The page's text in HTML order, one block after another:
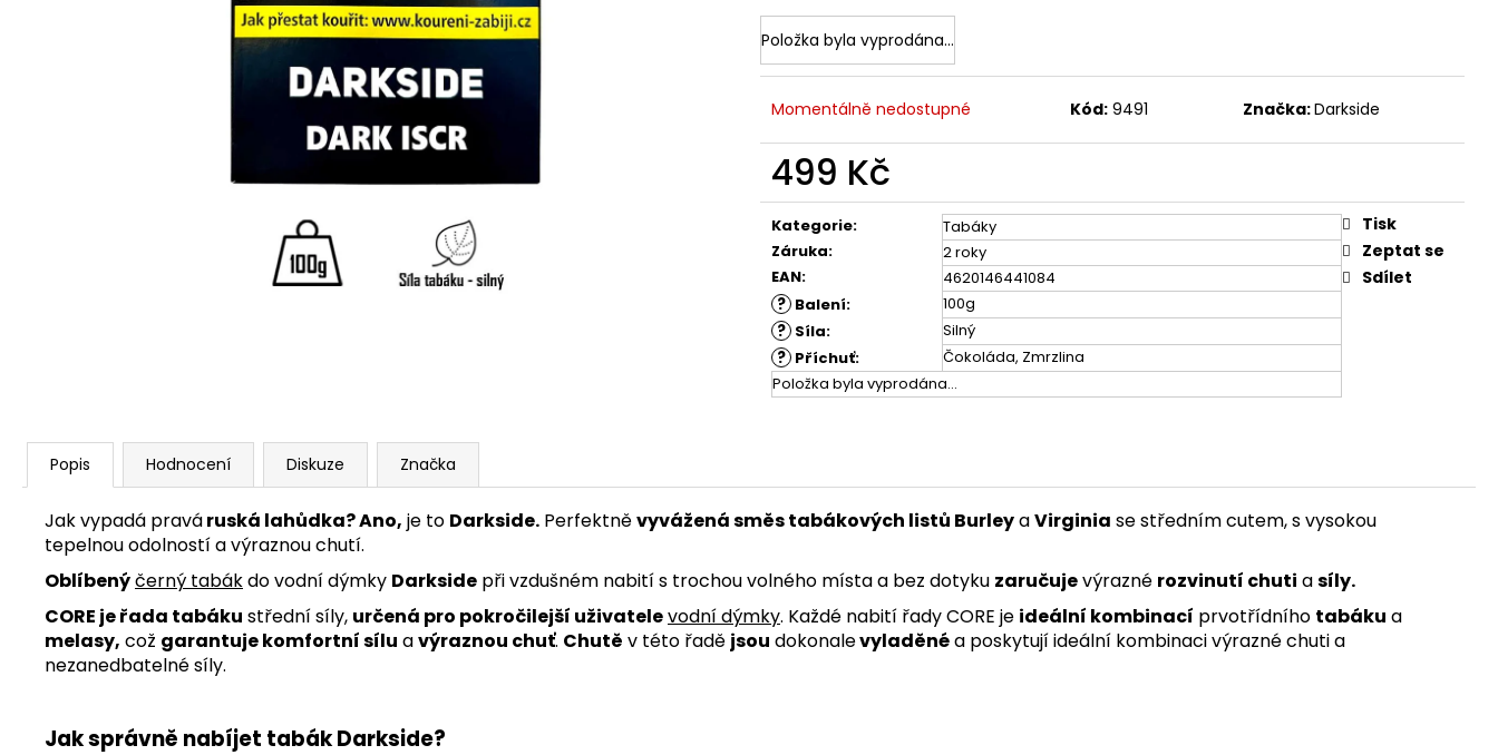
Položka byla vyprodána…
Momentálně nedostupné Kód: 9491 Značka:Darkside
499 Kč
Měrná
cena:
Kategorie:
Tabáky
Záruka:
2 roky
EAN: 4620146441084
? Balení: 100g
? Síla: Silný
? Příchuť:
Čokoláda, Zmrzlina
Položka byla vyprodána…
Tisk
Zeptat se
Sdílet
Popis Hodnocení Diskuze Značka
Jak vypadá praváruská lahůdka? Ano, je to Darkside. Perfektněvyvážená směs tabákových listů BurleyaVirginia se středním cutem, s vysokou
tepelnou odolností a výraznou chutí.
Oblíbenýčerný tabákdo vodní dýmky Darkside při vzdušném nabití s trochou volného místa a bez dotyku zaručujevýrazné rozvinutí chuti asíly.
CORE je řada tabáku střední síly, určená pro pokročilejší uživatelevodní dýmky. Každé nabití řady CORE je ideální kombinací prvotřídního tabáku a
melasy, což garantuje komfortní sílu avýraznou chuť. Chutě v této řadě jsou dokonalevyladěnéa poskytují ideální kombinaci výrazné chuti a
nezanedbatelné síly.
Jak správně nabíjet tabák Darkside?